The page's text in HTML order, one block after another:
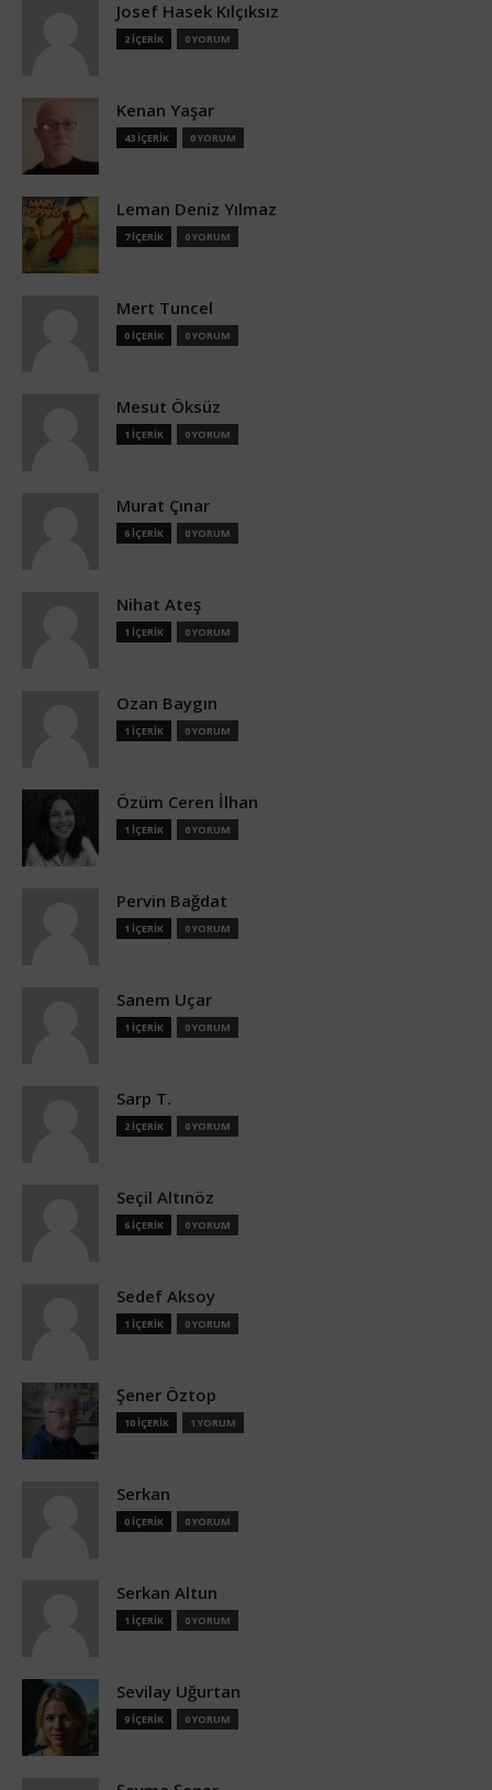
Josef Hasek Kılçıksız
2 İÇERİK 0 YORUM
Kenan Yaşar
43 İÇERİK 0 YORUM
Leman Deniz Yılmaz
7 İÇERİK 0 YORUM
Mert Tuncel
0 İÇERİK 0 YORUM
Mesut Öksüz
1 İÇERİK 0 YORUM
Murat Çınar
6 İÇERİK 0 YORUM
Nihat Ateş
1 İÇERİK 0 YORUM
Ozan Baygın
1 İÇERİK 0 YORUM
Özüm Ceren İlhan
1 İÇERİK 0 YORUM
Pervin Bağdat
1 İÇERİK 0 YORUM
Sanem Uçar
1 İÇERİK 0 YORUM
Sarp T.
2 İÇERİK 0 YORUM
Seçil Altınöz
6 İÇERİK 0 YORUM
Sedef Aksoy
1 İÇERİK 0 YORUM
Şener Öztop
10 İÇERİK 1 YORUM
Serkan
0 İÇERİK 0 YORUM
Serkan Altun
1 İÇERİK 0 YORUM
Sevilay Uğurtan
9 İÇERİK 0 YORUM